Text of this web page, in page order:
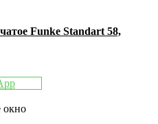
Funke Standart 58,
окно